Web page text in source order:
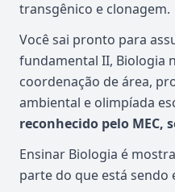
transgênico e clonagem.
Você sai pronto para
fundamental II, Biologia
coordenação de área,
ambiental e olimpíada
reconhecido pelo MEC,
Ensinar Biologia é
parte do que está sendo